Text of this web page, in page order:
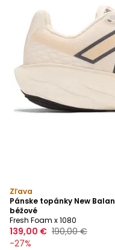
Zľava
Pánske topánky New
béžové
Fresh Foam x 1080
139,00 € 190,00 €
-27%